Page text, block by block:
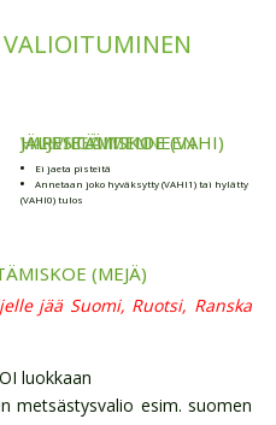
VALIOITUMINEN
VAHINGOITTUNEEN HIRVIELÄIMEN JÄLJESTÄMISKOE (VAHI)
Ei jaeta pisteitä
Annetaan joko hyväksytty (VAHI1) tai hylätty
(VAHI0) tulos
(MEJÄ)
jää Suomi, Ruotsi, Ranska
luokkaan
metsästysvalio esim. suomen